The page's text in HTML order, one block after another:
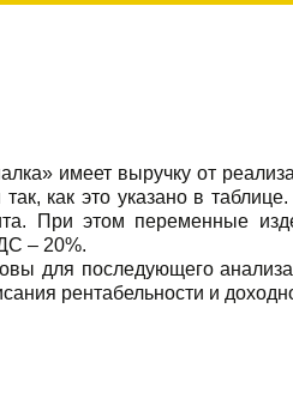
имеет выручку от
как это указано в
При этом переменные
– 20%.
для последующего
рентабельности и